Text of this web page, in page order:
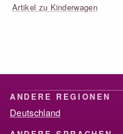
Artikel zu Kinderwagen
ANDERE REGIONEN
Deutschland